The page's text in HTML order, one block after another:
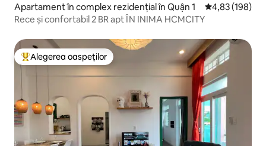
Apartament în complex rezidențial în Quận 1 Scor mediu de
4,83 (198)
Rece și confortabil 2 BR apt ÎN INIMA HCMCITY
Locuință din topul categoriei Alegerea oaspeților
Alegerea oaspeților